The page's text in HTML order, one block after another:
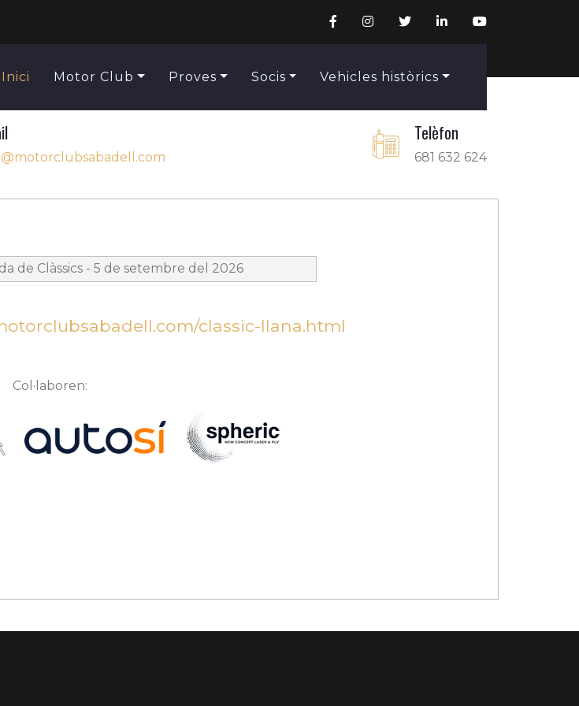
Inici Motor Club Proves Socis Vehicles històrics
Telèfon
681 632 624
de Clàssics - 5 de setembre del 2026
classic-llana.html
Col·laboren: